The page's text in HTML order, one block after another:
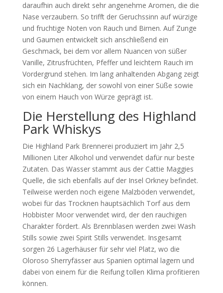
daraufhin auch direkt sehr angenehme Aromen, die die
Nase verzaubern. So trifft der Geruchssinn auf würzige
und fruchtige Noten von Rauch und Birnen. Auf Zunge
und Gaumen entwickelt sich anschließend ein
Geschmack, bei dem vor allem Nuancen von süßer
Vanille, Zitrusfrüchten, Pfeffer und leichtem Rauch im
Vordergrund stehen. Im lang anhaltenden Abgang zeigt
sich ein Nachklang, der sowohl von einer Süße sowie
von einem Hauch von Würze geprägt ist.
Die Herstellung des Highland
Park Whiskys
Die Highland Park Brennerei produziert im Jahr 2,5
Millionen Liter Alkohol und verwendet dafür nur beste
Zutaten. Das Wasser stammt aus der Cattie Maggies
Quelle, die sich ebenfalls auf der Insel Orkney befindet.
Teilweise werden noch eigene Malzböden verwendet,
wobei für das Trocknen hauptsächlich Torf aus dem
Hobbister Moor verwendet wird, der den rauchigen
Charakter fördert. Als Brennblasen werden zwei Wash
Stills sowie zwei Spirit Stills verwendet. Insgesamt
sorgen 26 Lagerhäuser für sehr viel Platz, wo die
Oloroso Sherryfässer aus Spanien optimal lagern und
dabei von einem für die Reifung tollen Klima profitieren
können.